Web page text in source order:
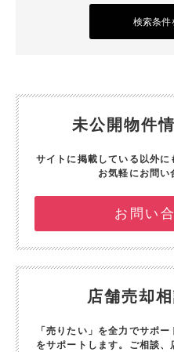
検索条件
未公開物件
サイトに掲載している以外に
お気軽にお問い
お問い
店舗売却
「売りたい」を全力でサポー
をサポートします。 ご相談、